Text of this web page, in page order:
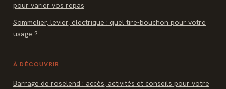
pour varier vos repas
Sommelier, levier, électrique : quel tire-bouchon pour votre
usage ?
À DÉCOUVRIR
Barrage de roselend : accès, activités et conseils pour votre